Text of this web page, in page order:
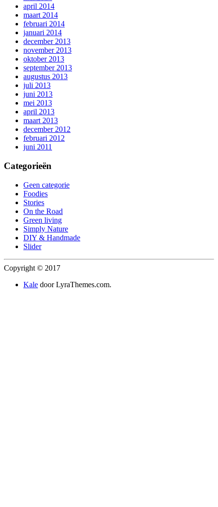
april 2014
maart 2014
februari 2014
januari 2014
december 2013
november 2013
oktober 2013
september 2013
augustus 2013
juli 2013
juni 2013
mei 2013
april 2013
maart 2013
december 2012
februari 2012
juni 2011
Categorieën
Geen categorie
Foodies
Stories
On the Road
Green living
Simply Nature
DIY & Handmade
Slider
Copyright © 2017
Kale door LyraThemes.com.